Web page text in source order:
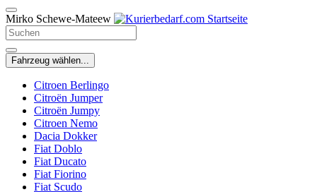
Mirko Schewe-Mateew
Fahrzeug wählen...
Citroen Berlingo
Citroën Jumper
Citroën Jumpy
Citroen Nemo
Dacia Dokker
Fiat Doblo
Fiat Ducato
Fiat Fiorino
Fiat Scudo